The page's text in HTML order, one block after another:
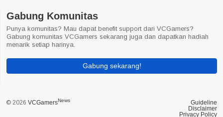
Gabung Komunitas
Punya komunitas? Mau dapat benefit support dari VCGamers?
Gabung komunitas VCGamers sekarang juga dan dapatkan hadiah
menarik setiap harinya.
Gabung sekarang!
© 2026 VCGamersNews
Guideline
Disclaimer
Privacy Policy